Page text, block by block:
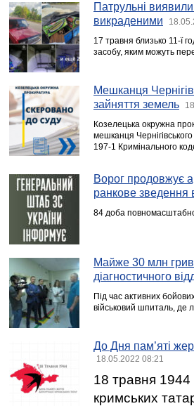
Патрульні
викраденими
17 травня близько 11-ї
засобу, яким можуть
Мешканця
зайняття земель
Козелецька окружна
мешканця
197-1 Кримінального
Ворог продовжує
ранкове зведення
84 доба
Майже 30 млн
діагностичного
Під час активних
військовий шпиталь, де
До Дня пам’яті
18.05.2022 08:21
18 травня 1944
кримських